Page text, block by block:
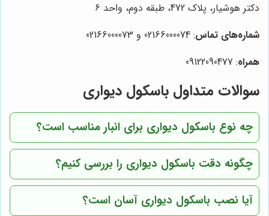
دکتر هوشیار، پلاک 472، طبقه دوم، واحد 6
شماره‌های تماس: 02166000074 و 02166000073
همراه: 09122090477
سوالات متداول باسکول دیواری
چه نوع باسکول دیواری برای انبار مناسب است؟
چگونه دقت باسکول دیواری را بررسی کنیم؟
آیا نصب باسکول دیواری آسان است؟